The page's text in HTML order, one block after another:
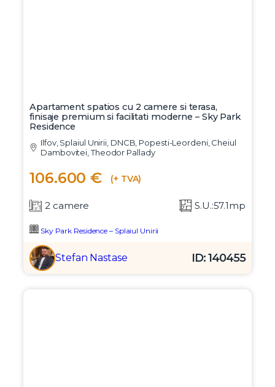
Apartament spatios cu 2 camere si terasa,
finisaje premium si facilitati moderne – Sky Park
Residence
Ilfov, Splaiul Unirii, DNCB, Popesti-Leordeni, Cheiul
Dambovitei, Theodor Pallady
106.600 € (+ TVA)
2 camere S.U.:57.1mp
Sky Park Residence – Splaiul Unirii
Stefan Nastase ID: 140455